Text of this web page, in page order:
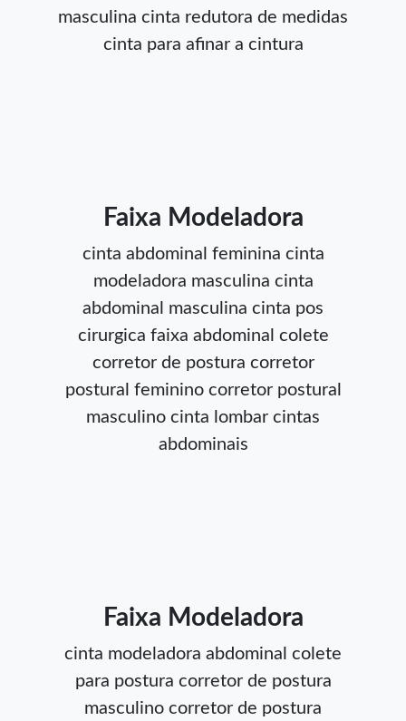
masculina cinta redutora de medidas
cinta para afinar a cintura
Faixa Modeladora
cinta abdominal feminina cinta
modeladora masculina cinta
abdominal masculina cinta pos
cirurgica faixa abdominal colete
corretor de postura corretor
postural feminino corretor postural
masculino cinta lombar cintas
abdominais
Faixa Modeladora
cinta modeladora abdominal colete
para postura corretor de postura
masculino corretor de postura